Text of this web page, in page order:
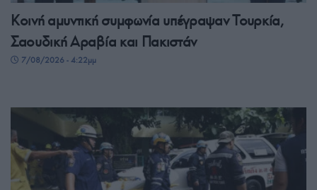
Κοινή αμυντική συμφωνία υπέγραψαν Τουρκία,
Σαουδική Αραβία και Πακιστάν
7/08/2026 - 4:22μμ